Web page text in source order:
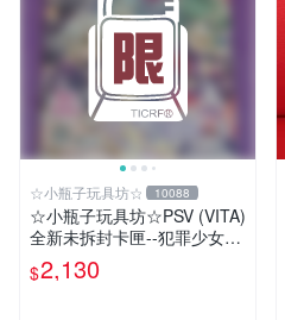
☆小瓶子玩具坊☆ 10088
☆小瓶子玩具坊☆PSV (VITA)
全新未拆封卡匣--犯罪少女2
《Criminal Girls 2》限定版
(日版)
$2,130